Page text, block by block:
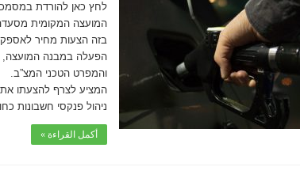
לחץ כאן להורדת
המועצה המקומית
בזה הצעות מחיר
הפעלה במבנה המועצה,
והמפרט הטכני המצ”ב.
המציע לצרף להצעתו
ניהול פנקסי חשבונות
أكمل القراءة »